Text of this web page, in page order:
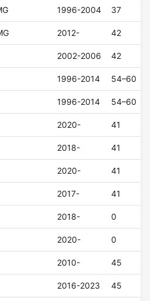
1996-2004 37
2012- 42
2002-2006 42
1996-2014 54–60
1996-2014 54–60
2020- 41
2018- 41
2020- 41
2017- 41
2018- 0
2020- 0
2010- 45
2016-2023 45